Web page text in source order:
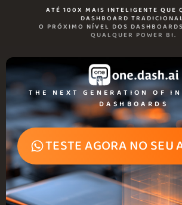
ATÉ 100X MAIS INTELIGENTE QUE
DASHBOARD
O PRÓXIMO NÍVEL DOS
QUALQUER POWER BI.
THE NEXT GENERATION OF
DASHBOARDS
TESTE AGORA NO SEU